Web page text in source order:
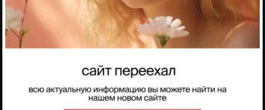
Практикум-стажировка
Мы приглашаем вас на уникальный практикум –
парикмахерское искусство, маникюр, косметология,
массаж и макияж. Это отличная возможность
наработать практику и улучшить свои навыки под